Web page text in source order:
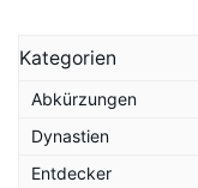
Kategorien
Abkürzungen
Dynastien
Entdecker